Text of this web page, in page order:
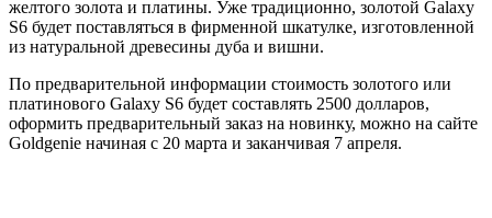
желтого золота и платины. Уже традиционно, золотой Galaxy
S6 будет поставляться в фирменной шкатулке, изготовленной
из натуральной древесины дуба и вишни.
По предварительной информации стоимость золотого или
платинового Galaxy S6 будет составлять 2500 долларов,
оформить предварительный заказ на новинку, можно на сайте
Goldgenie начиная с 20 марта и заканчивая 7 апреля.